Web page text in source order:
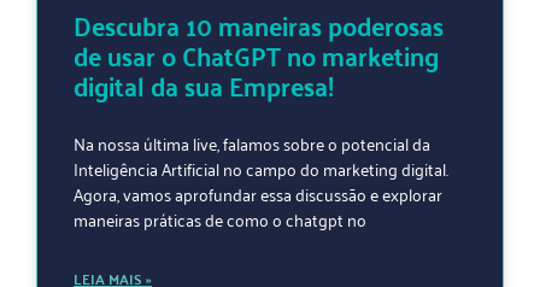
Descubra 10 maneiras poderosas
de usar o ChatGPT no marketing
digital da sua Empresa!
Na nossa última live, falamos sobre o potencial da
Inteligência Artificial no campo do marketing digital.
Agora, vamos aprofundar essa discussão e explorar
maneiras práticas de como o chatgpt no
LEIA MAIS »